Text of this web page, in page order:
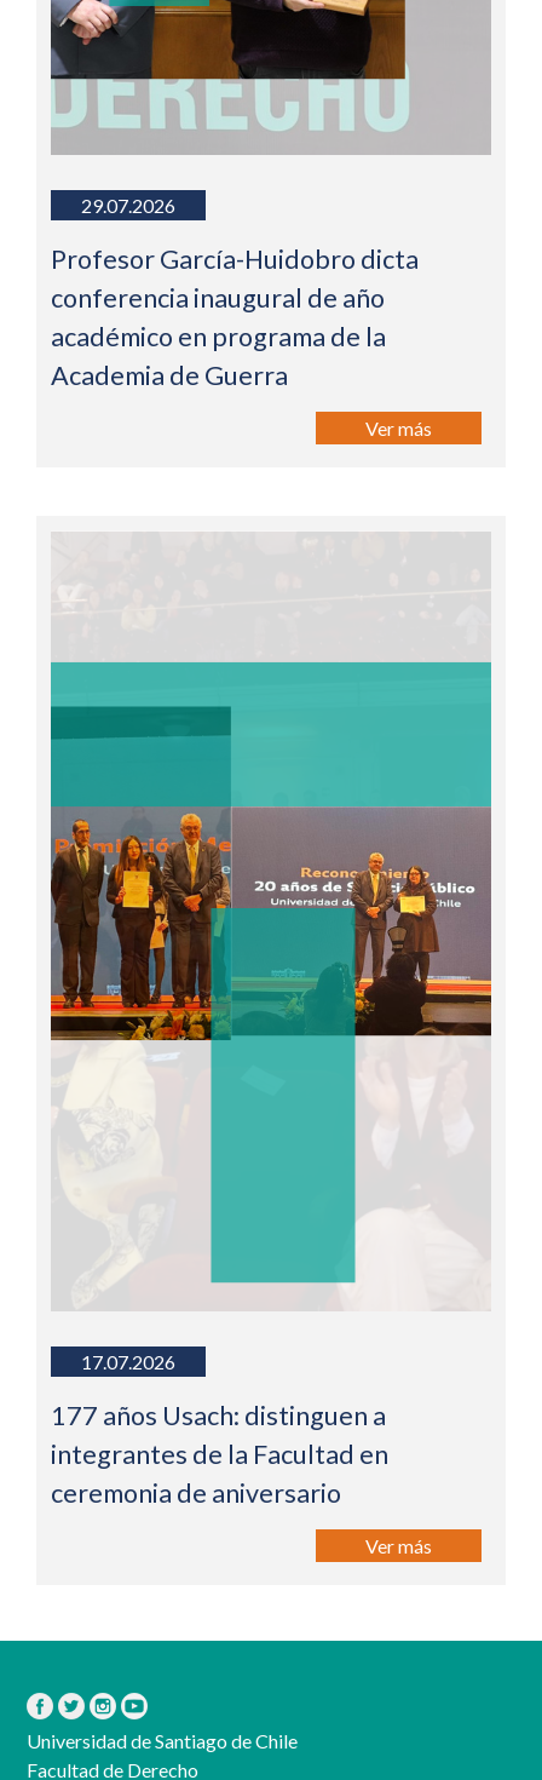
29.07.2026
Profesor García-Huidobro dicta
conferencia inaugural de año
académico en programa de la
Academia de Guerra
Ver más
17.07.2026
177 años Usach: distinguen a
integrantes de la Facultad en
ceremonia de aniversario
Ver más
Universidad de Santiago de Chile
Facultad de Derecho